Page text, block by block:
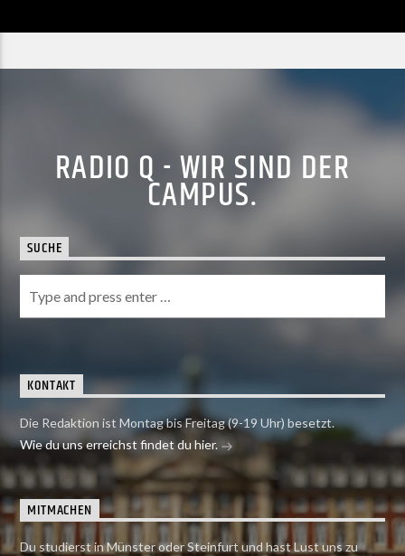
RADIO Q - WIR SIND DER
CAMPUS.
SUCHE
KONTAKT
Die Redaktion ist Montag bis Freitag (9-19 Uhr) besetzt.
Wie du uns erreichst findet du hier.
MITMACHEN
Du studierst in Münster oder Steinfurt und hast Lust uns zu